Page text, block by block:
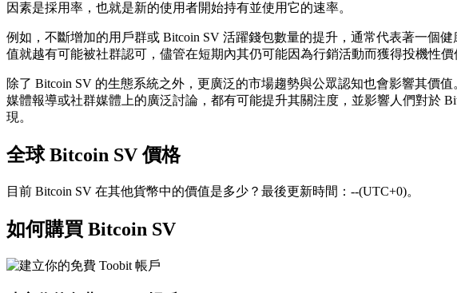
因素是採用率，也就是新的使用者開始持有並使用它的速率。
例如，不斷增加的用戶群或 Bitcoin SV 活躍錢包數量的提升，通常代表著一個
值就越有可能被社群認可，儘管在短期內其仍可能因為行銷活動而獲得投機性價
除了 Bitcoin SV 的生態系統之外，更廣泛的市場趨勢與公眾認知也會影響其價
媒體報導或社群媒體上的廣泛討論，都有可能提升其關注度，並影響人們對於
現。
全球 Bitcoin SV 價格
目前 Bitcoin SV 在其他貨幣中的價值是多少？最後更新時間：--(UTC+0)。
如何購買 Bitcoin SV